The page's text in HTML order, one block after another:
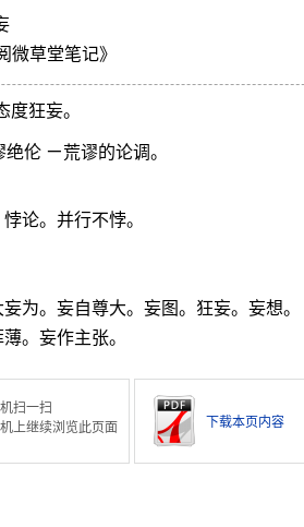
微草堂笔记》
狂妄。
伦 ㄧ荒谬的论调。
论。并行不悖。
为。妄自尊大。妄图。狂妄。妄想。
。妄作主张。
扫一扫
上继续浏览此页面
下载本页内容